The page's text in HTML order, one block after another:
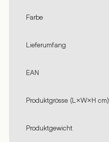
Farbe
Lieferumfang
EAN
Produktgrösse (L×W×H cm)
Produktgewicht